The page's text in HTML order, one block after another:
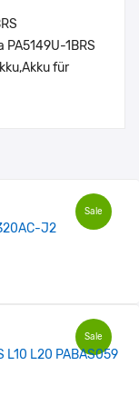
PA5149U-1BRS
für
Sale
J2
Sale
L10 L20 PABAS059